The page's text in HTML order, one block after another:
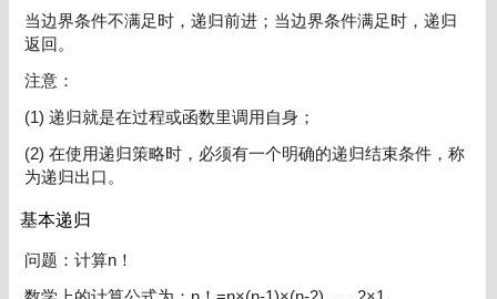
当边界条件不满足时，递归前进；当边界条件满足时，递归
返回。
注意：
(1) 递归就是在过程或函数里调用自身；
(2) 在使用递归策略时，必须有一个明确的递归结束条件，称
为递归出口。
基本递归
问题：计算n！